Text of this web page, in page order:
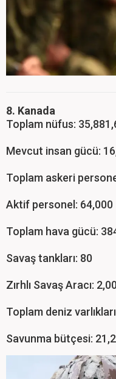
8. Kanada
Toplam nüfus:
Mevcut insan gücü:
Toplam askeri
Aktif personel: 64,000
Toplam hava gücü:
Savaş tankları: 80
Zırhlı Savaş Aracı:
Toplam deniz
Savunma bütçesi: